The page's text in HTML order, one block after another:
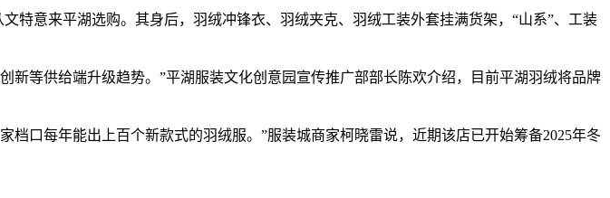
意来平湖选购。其身后，羽绒冲锋衣、羽绒夹克、羽绒工装外套挂满货架，“山系”、工装
等供给端升级趋势。”平湖服装文化创意园宣传推广部部长陈欢介绍，目前平湖羽绒将品牌
每年能出上百个新款式的羽绒服。”服装城商家柯晓雷说，近期该店已开始筹备2025年冬